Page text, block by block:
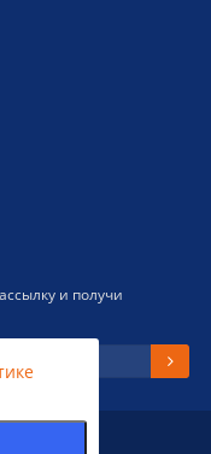
и получи